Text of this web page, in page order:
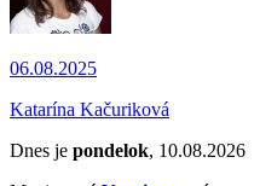
06.08.2025
Katarína Kačuriková
Dnes je pondelok, 10.08.2026